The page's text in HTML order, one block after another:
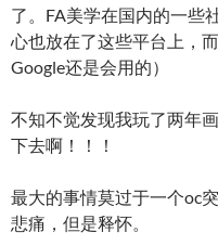
了。FA美学在国内的一些
心也放在了这些平台上，
Google还是会用的）
不知不觉发现我玩了两年
下去啊！！！
最大的事情莫过于一个oc
悲痛，但是释怀。